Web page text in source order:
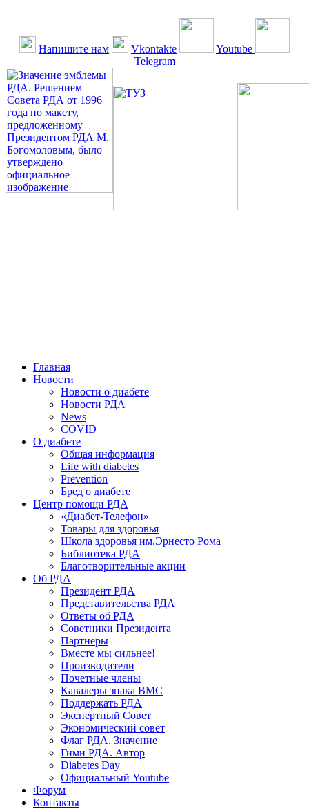
Напишите нам Vkontakte
Youtube
Telegram
Главная
Новости
Новости о диабете
Новости РДА
News
COVID
О диабете
Общая информация
Life with diabetes
Prevention
Бред о диабете
Центр помощи РДА
«Диабет-Телефон»
Товары для здоровья
Школа здоровья им.Эрнесто Рома
Библиотека РДА
Благотворительные акции
Об РДА
Президент РДА
Представительства РДА
Ответы об РДА
Советники Президента
Партнеры
Вместе мы сильнее!
Производители
Почетные члены
Кавалеры знака ВМС
Поддержать РДА
Экспертный Совет
Экономический совет
Флаг РДА. Значение
Гимн РДА. Автор
Diabetes Day
Официальный Youtube
Форум
Контакты